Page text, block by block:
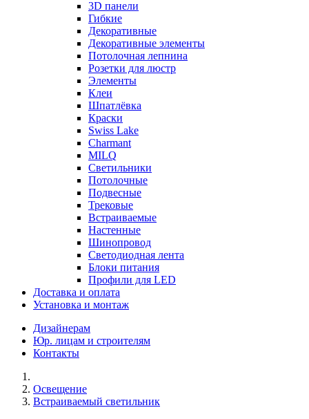
3D панели
Гибкие
Декоративные
Декоративные элементы
Потолочная лепнина
Розетки для люстр
Элементы
Клеи
Шпатлёвка
Краски
Swiss Lake
Charmant
MILQ
Светильники
Потолочные
Подвесные
Трековые
Встраиваемые
Настенные
Шинопровод
Светодиодная лента
Блоки питания
Профили для LED
Доставка и оплата
Установка и монтаж
Дизайнерам
Юр. лицам и строителям
Контакты
Освещение
Встраиваемый светильник